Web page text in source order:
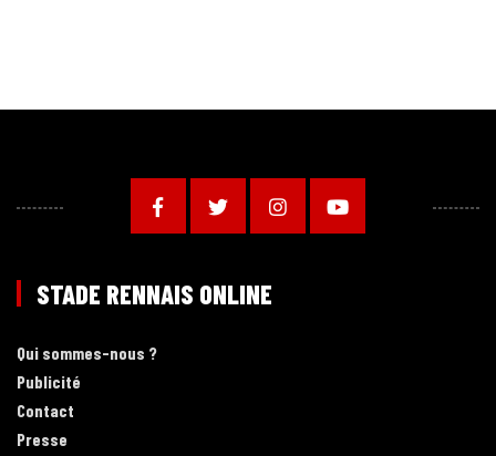
STADE RENNAIS ONLINE
Qui sommes-nous ?
Publicité
Contact
Presse